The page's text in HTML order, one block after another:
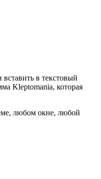
в текстовый
Kleptomania, которая
любом окне, любой